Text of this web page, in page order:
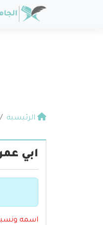
الرئيسية
ابي
اسمه